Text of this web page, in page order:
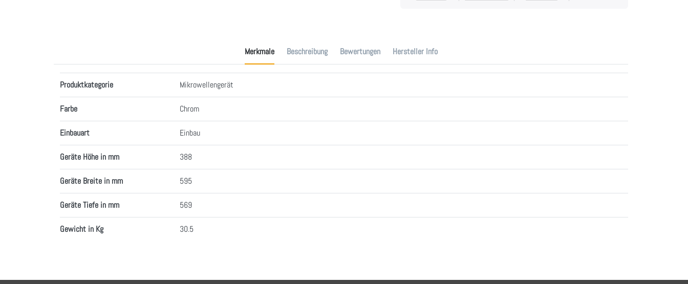
Merkmale Beschreibung Bewertungen Hersteller Info
Produktkategorie Mikrowellengerät
Farbe Chrom
Einbauart Einbau
Geräte Höhe in mm 388
Geräte Breite in mm 595
Geräte Tiefe in mm 569
Gewicht in Kg 30.5